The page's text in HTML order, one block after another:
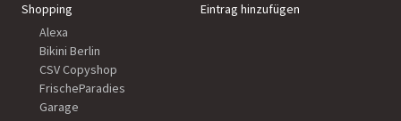
Shopping
Alexa
Bikini Berlin
CSV Copyshop
FrischeParadies
Garage
Eintrag hinzufügen